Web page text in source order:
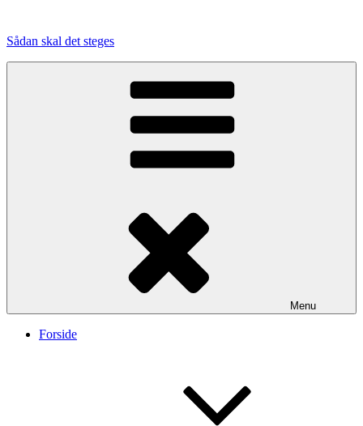
indhold
Sådan skal det steges
Menu
Forside